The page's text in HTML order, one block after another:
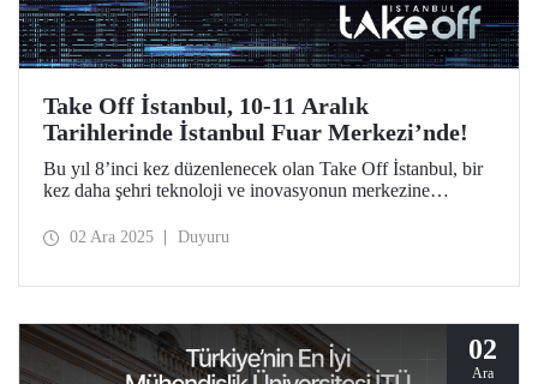
Take Off İstanbul, 10-11 Aralık
Tarihlerinde İstanbul Fuar Merkezi’nde!
Bu yıl 8’inci kez düzenlenecek olan Take Off İstanbul, bir
kez daha şehri teknoloji ve inovasyonun merkezine
için ziyaretçi kaydınızı https://takeoffistanbul.com/tr/ adresi
02 Ara 2025 Duyuru
02
Ara